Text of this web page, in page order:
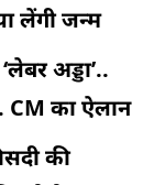
लेंगी जन्म
अड्डा’..
CM का ऐलान
की